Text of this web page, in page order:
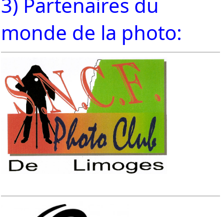
monde de la photo: